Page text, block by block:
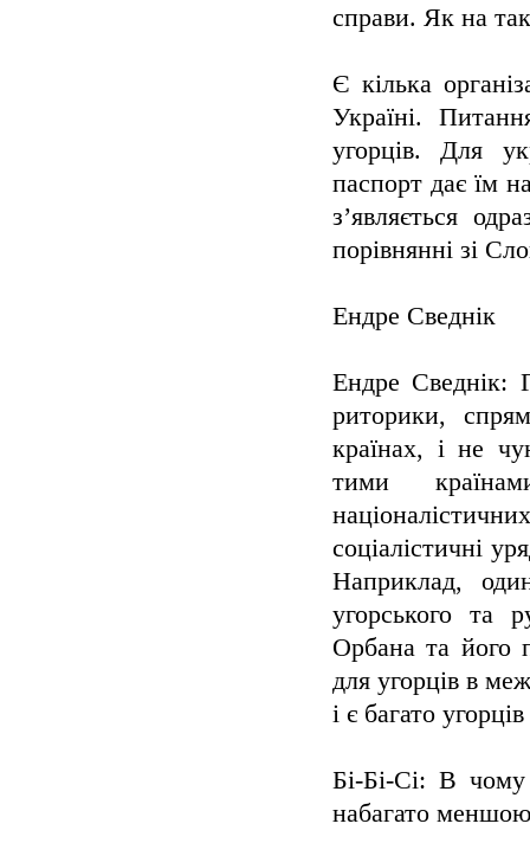
справи. Як на
Є кілька
Україні.
угорців. Для
паспорт дає їм
з’являється
порівнянні зі
Ендре Сведнік
Ендре Сведнік:
риторики,
країнах, і не
тими
соціалістичні
Наприклад,
угорського та
Орбана та його
для угорців в
і є багато
Бі-Бі-Сі: В чому
набагато